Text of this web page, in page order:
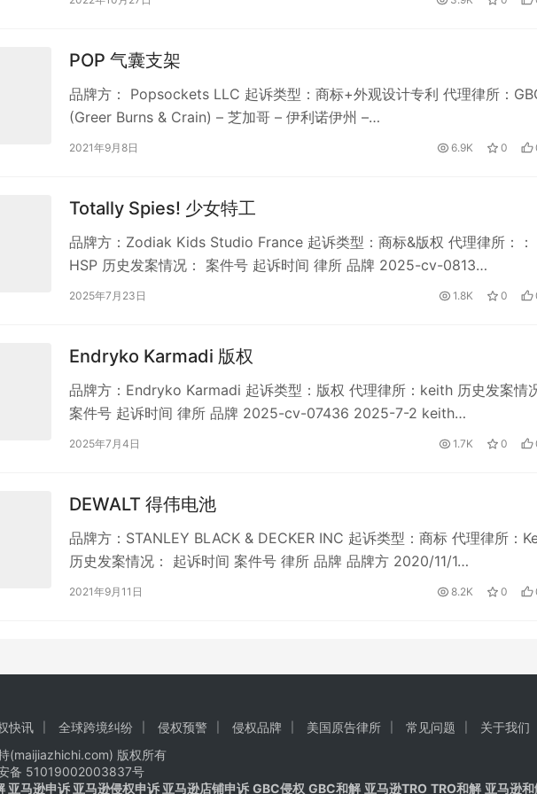
POP 气囊支架
品牌方： Popsockets LLC 起诉类型：商标+外观设计专利 代理律所：
(Greer Burns & Crain) – 芝加哥 – 伊利诺伊州 –…
2021年9月8日 6.9K 0
Totally Spies! 少女特工
品牌方：Zodiak Kids Studio France 起诉类型：商标&版权 代理律所：：
HSP 历史发案情况： 案件号 起诉时间 律所 品牌 2025-cv-0813…
2025年7月23日 1.8K 0
Endryko Karmadi 版权
品牌方：Endryko Karmadi 起诉类型：版权 代理律所：keith 历史发案情
案件号 起诉时间 律所 品牌 2025-cv-07436 2025-7-2 keith…
2025年7月4日 1.7K 0
DEWALT 得伟电池
品牌方：STANLEY BLACK & DECKER INC 起诉类型：商标 代理律所：
历史发案情况： 起诉时间 案件号 律所 品牌 品牌方 2020/11/1…
2021年9月11日 8.2K 0
快讯 全球跨境纠纷 侵权预警 侵权品牌 美国原告律所 常见问题
关于我们
版权所有
备 51019002003837号
亚马逊申诉 亚马逊侵权申诉 亚马逊店铺申诉 GBC侵权 GBC和解 亚马逊TRO TRO和解 亚马逊和